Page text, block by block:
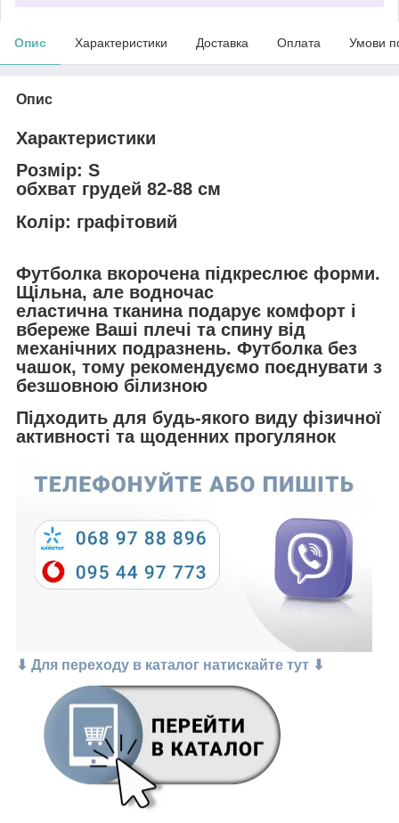
Опис Характеристики Доставка Оплата Умови
Опис
Характеристики
Розмір: S
обхват грудей 82-88 см
Колір: графітовий
Футболка вкорочена підкреслює форми.
Щільна, але водночас
еластична тканина подарує комфорт і
вбереже Ваші плечі та спину від
механічних подразнень. Футболка без
чашок, тому рекомендуємо поєднувати з
безшовною білизною
Підходить для будь-якого виду фізичної
активності та щоденних прогулянок
⬇ Для переходу в каталог натискайте тут ⬇